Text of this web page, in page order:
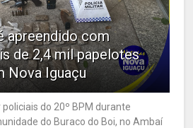
apreendido com
de 2,4 mil papelotes
Nova Iguaçu
do 20º BPM durante
do Buraco do Boi, no Ambaí